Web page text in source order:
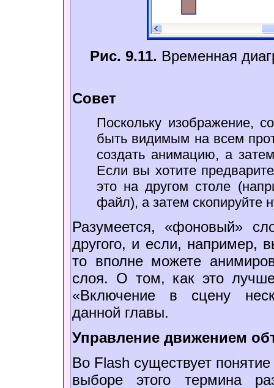
Рис. 9.11. Временная
Совет
Поскольку изображение,
быть видимым на всем
создать анимацию, а
Если вы хотите
это на другом столе
файл), а затем скопируйте
Разумеется, «фоновый»
другого, и если, например,
то вполне можете
слоя. О том, как это лучше
«Включение в сцену
данной главы.
Управление движением
Во Flash существует
выборе этого термина